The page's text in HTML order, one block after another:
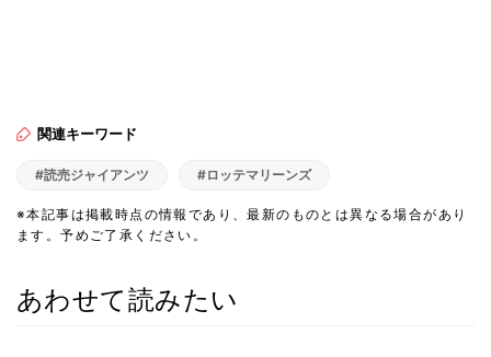
関連キーワード
#読売ジャイアンツ #ロッテマリーンズ
※本記事は掲載時点の情報であり、最新のものとは異なる場合があり
ます。予めご了承ください。
あわせて読みたい